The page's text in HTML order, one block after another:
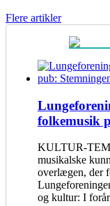
Flere artikler
folkemusik
KULTUR-
musikalske
overlægen, der
og kultur: I